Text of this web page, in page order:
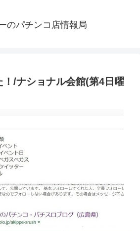
のパチンコ店情報局
！/ナショナル会館(第4日曜